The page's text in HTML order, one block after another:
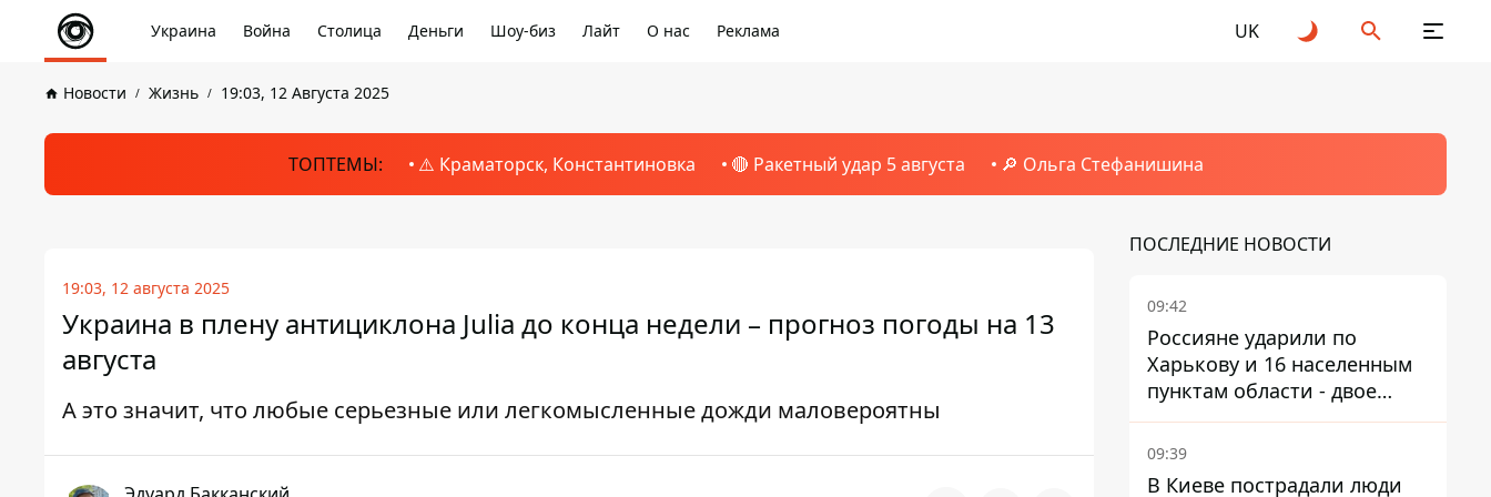
Украина Война Столица Деньги Шоу-биз Лайт О нас Реклама UK
Новости Жизнь 19:03, 12 Августа 2025
ТОПТЕМЫ: ⚠️ Краматорск, Константиновка 🔴 Ракетный удар 5 августа 🔎 Ольга Стефанишина
19:03, 12 августа 2025
Украина в плену антициклона Julia до конца недели – прогноз погоды на 13
августа
А это значит, что любые серьезные или легкомысленные дожди маловероятны
ПОСЛЕДНИЕ НОВОСТИ
09:42
Россияне ударили по
Харькову и 16 населенным
пунктам области - двое
погибших
09:39
В Киеве пострадали люди